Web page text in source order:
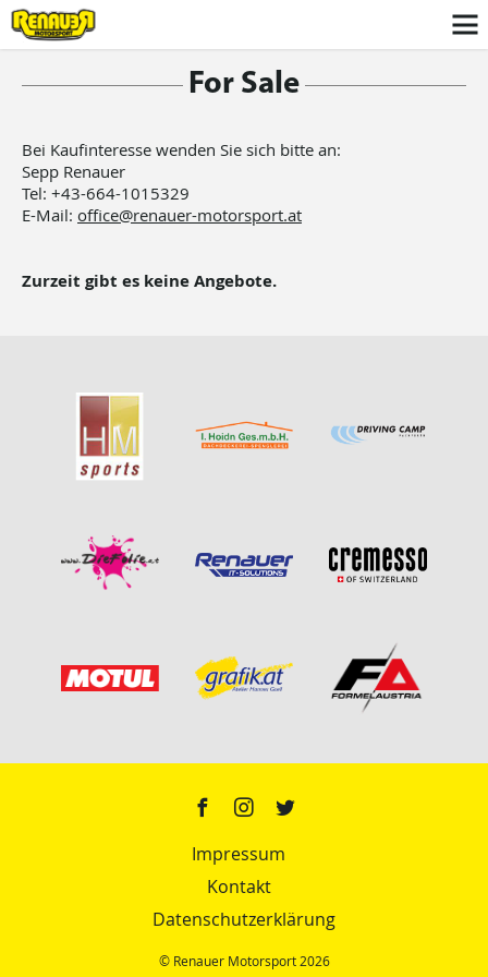
For Sale
Bei Kaufinteresse wenden Sie sich bitte an:
Sepp Renauer
Tel: +43-664-1015329
E-Mail: office@renauer-motorsport.at
Zurzeit gibt es keine Angebote.
Impressum
Kontakt
Datenschutzerklärung
© Renauer Motorsport 2026